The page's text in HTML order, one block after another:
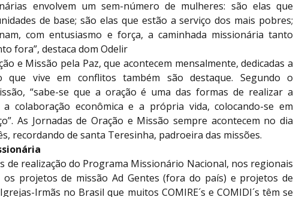
envolvem um sem-número de mulheres: são elas que
de base; são elas que estão a serviço dos mais pobres;
com entusiasmo e força, a caminhada missionária tanto
fora”, destaca dom Odelir
e Missão pela Paz, que acontecem mensalmente, dedicadas a
que vive em conflitos também são destaque. Segundo o
“sabe-se que a oração é uma das formas de realizar a
colaboração econômica e a própria vida, colocando-se em
As Jornadas de Oração e Missão sempre acontecem no dia
recordando de santa Teresinha, padroeira das missões.
de realização do Programa Missionário Nacional, nos regionais
os projetos de missão Ad Gentes (fora do país) e projetos de
Irmãs no Brasil que muitos COMIRE´s e COMIDI´s têm se